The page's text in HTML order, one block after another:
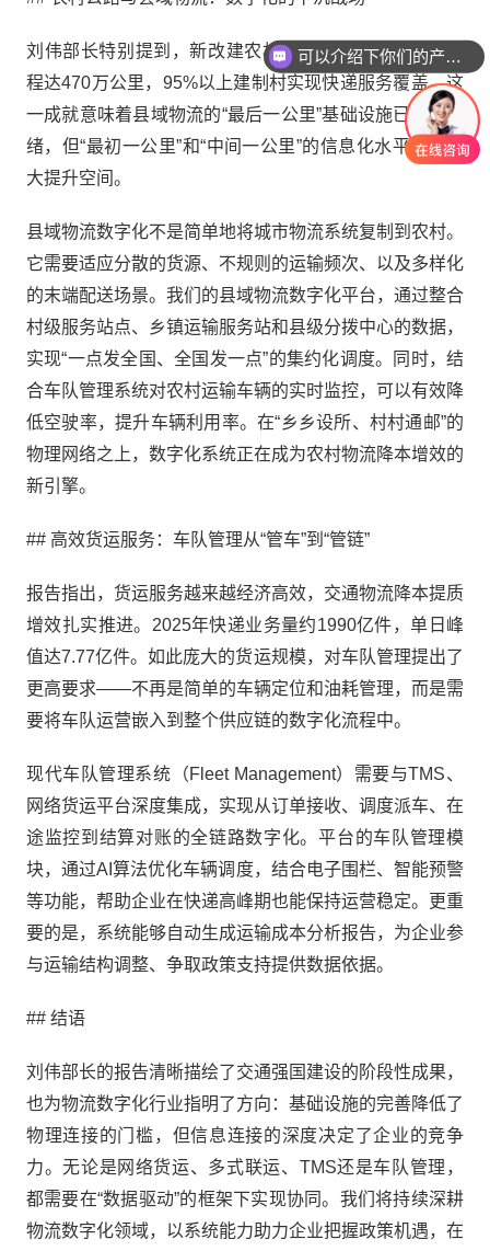
刘伟部长特别提到，新改建农村公路约85万公里，总里
程达470万公里，95%以上建制村实现快递服务覆盖。这
一成就意味着县域物流的“最后一公里”基础设施已基本就
绪，但“最初一公里”和“中间一公里”的信息化水平仍有巨
大提升空间。
县域物流数字化不是简单地将城市物流系统复制到农村。
它需要适应分散的货源、不规则的运输频次、以及多样化
的末端配送场景。我们的县域物流数字化平台，通过整合
村级服务站点、乡镇运输服务站和县级分拨中心的数据，
实现“一点发全国、全国发一点”的集约化调度。同时，结
合车队管理系统对农村运输车辆的实时监控，可以有效降
低空驶率，提升车辆利用率。在“乡乡设所、村村通邮”的
物理网络之上，数字化系统正在成为农村物流降本增效的
新引擎。
## 高效货运服务：车队管理从“管车”到“管链”
报告指出，货运服务越来越经济高效，交通物流降本提质
增效扎实推进。2025年快递业务量约1990亿件，单日峰
值达7.77亿件。如此庞大的货运规模，对车队管理提出了
更高要求——不再是简单的车辆定位和油耗管理，而是需
要将车队运营嵌入到整个供应链的数字化流程中。
现代车队管理系统（Fleet Management）需要与TMS、
网络货运平台深度集成，实现从订单接收、调度派车、在
途监控到结算对账的全链路数字化。平台的车队管理模
块，通过AI算法优化车辆调度，结合电子围栏、智能预警
等功能，帮助企业在快递高峰期也能保持运营稳定。更重
要的是，系统能够自动生成运输成本分析报告，为企业参
与运输结构调整、争取政策支持提供数据依据。
## 结语
刘伟部长的报告清晰描绘了交通强国建设的阶段性成果，
也为物流数字化行业指明了方向：基础设施的完善降低了
物理连接的门槛，但信息连接的深度决定了企业的竞争
力。无论是网络货运、多式联运、TMS还是车队管理，
都需要在“数据驱动”的框架下实现协同。我们将持续深耕
物流数字化领域，以系统能力助力企业把握政策机遇，在
可以介绍下你们的产品么